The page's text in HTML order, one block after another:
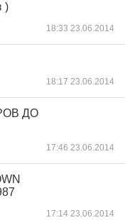
)
18:33 23.06.2014
18:17 23.06.2014
ДО
17:46 23.06.2014
17:14 23.06.2014